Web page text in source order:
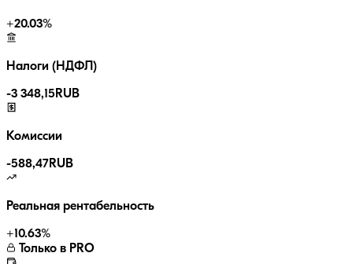
+20.03%
Налоги (НДФЛ)
-3 348,15 RUB
Комиссии
-588,47RUB
Реальная рентабельность
+10.63%
Только в PRO